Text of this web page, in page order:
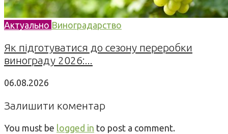
Актуально Виноградарство
Як підготуватися до сезону переробки
винограду 2026:...
06.08.2026
Залишити коментар
You must be logged in to post a comment.